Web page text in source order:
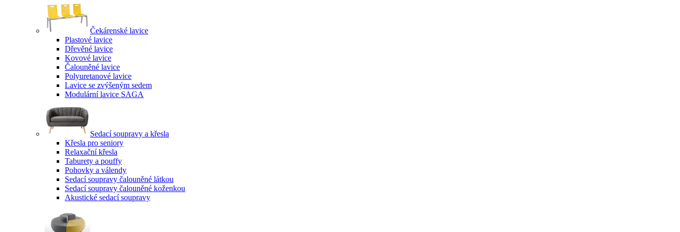
Čekárenské lavice
Plastové lavice
Dřevěné lavice
Kovové lavice
Čalouněné lavice
Polyuretanové lavice
Lavice se zvýšeným sedem
Modulární lavice SAGA
Sedací soupravy a křesla
Křesla pro seniory
Relaxační křesla
Taburety a pouffy
Pohovky a válendy
Sedací soupravy čalouněné látkou
Sedací soupravy čalouněné koženkou
Akustické sedací soupravy